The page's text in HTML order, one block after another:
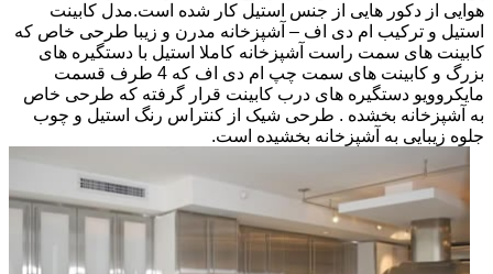
هوایی از دکور هایی از جنس استیل کار شده است.مدل کابینت
استیل و ترکیب ام دی اف – آشپزخانه مدرن و زیبا طرحی خاص که
کابینت های سمت راست آشپزخانه کاملا استیل با دستگیره های
بزرگ و کابینت های سمت چپ ام دی اف که 4 طرف قسمت
مایکروویو دستگیره های درب کابینت قرار گرفته که طرحی خاص
به آشپزخانه بخشده . طرحی شیک از کنتراس رنگ استیل و چوب
جلوه زیبایی به آشپزخانه بخشیده است.